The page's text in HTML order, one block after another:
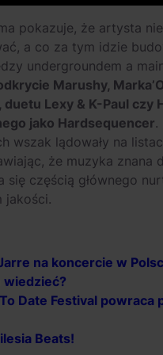
pokazuje, że artysta
a co za tym idzie
undergroundem a
Marushy,
duetu Lexy & K-Paul czy
jako Hardsequencer.
wszak lądowały na
że muzyka znana
się częścią głównego
jakości.
na koncercie w
wiedzieć?
Date Festival powraca
Beats!